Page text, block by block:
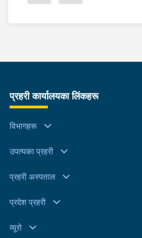
प्रहरी कार्यालयका लिंकहरू
विभागहरू
उपत्यका प्रहरी
प्रहरी अस्पताल
प्रदेश प्रहरी
व्यूरो